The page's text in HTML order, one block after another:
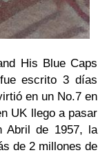
His Blue Caps
escrito 3 días
en un No.7 en
UK llego a pasar
Abril de 1957, la
de 2 millones de